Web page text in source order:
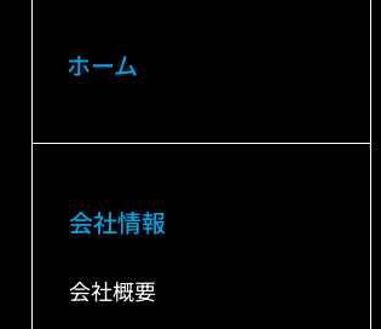
ホーム
会社情報
会社概要